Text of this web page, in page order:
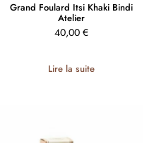
Grand Foulard Itsi Khaki Bindi
Atelier
40,00 €
Lire la suite